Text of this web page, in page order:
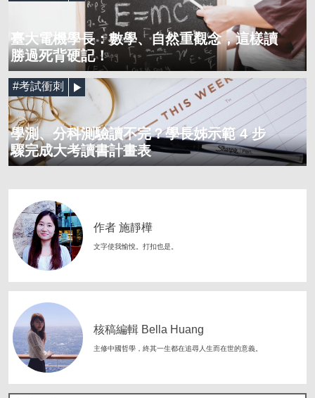
臺大電機學長：數學、自然重觀念，這樣讀
勝過死背硬記！
學測、分科測驗讀不完？學長姊示範 4 步
驟完成大考讀書計畫表
#考試衝刺
作者 施靜樺
文字使我愉悅。打扣也是。
核稿編輯 Bella Huang
主修中國哲學，終其一生都在追尋人生而在世的意義。